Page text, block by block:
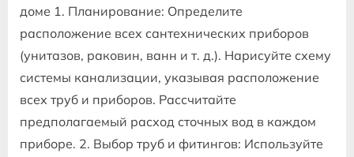
доме 1. Планирование: Определите
расположение всех сантехнических приборов
(унитазов, раковин, ванн и т. д.). Нарисуйте схему
системы канализации, указывая расположение
всех труб и приборов. Рассчитайте
предполагаемый расход сточных вод в каждом
приборе. 2. Выбор труб и фитингов: Используйте